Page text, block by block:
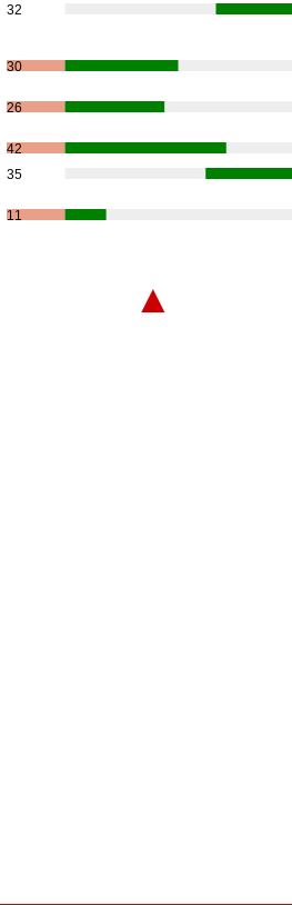
32
30
26
42
35
11
▲